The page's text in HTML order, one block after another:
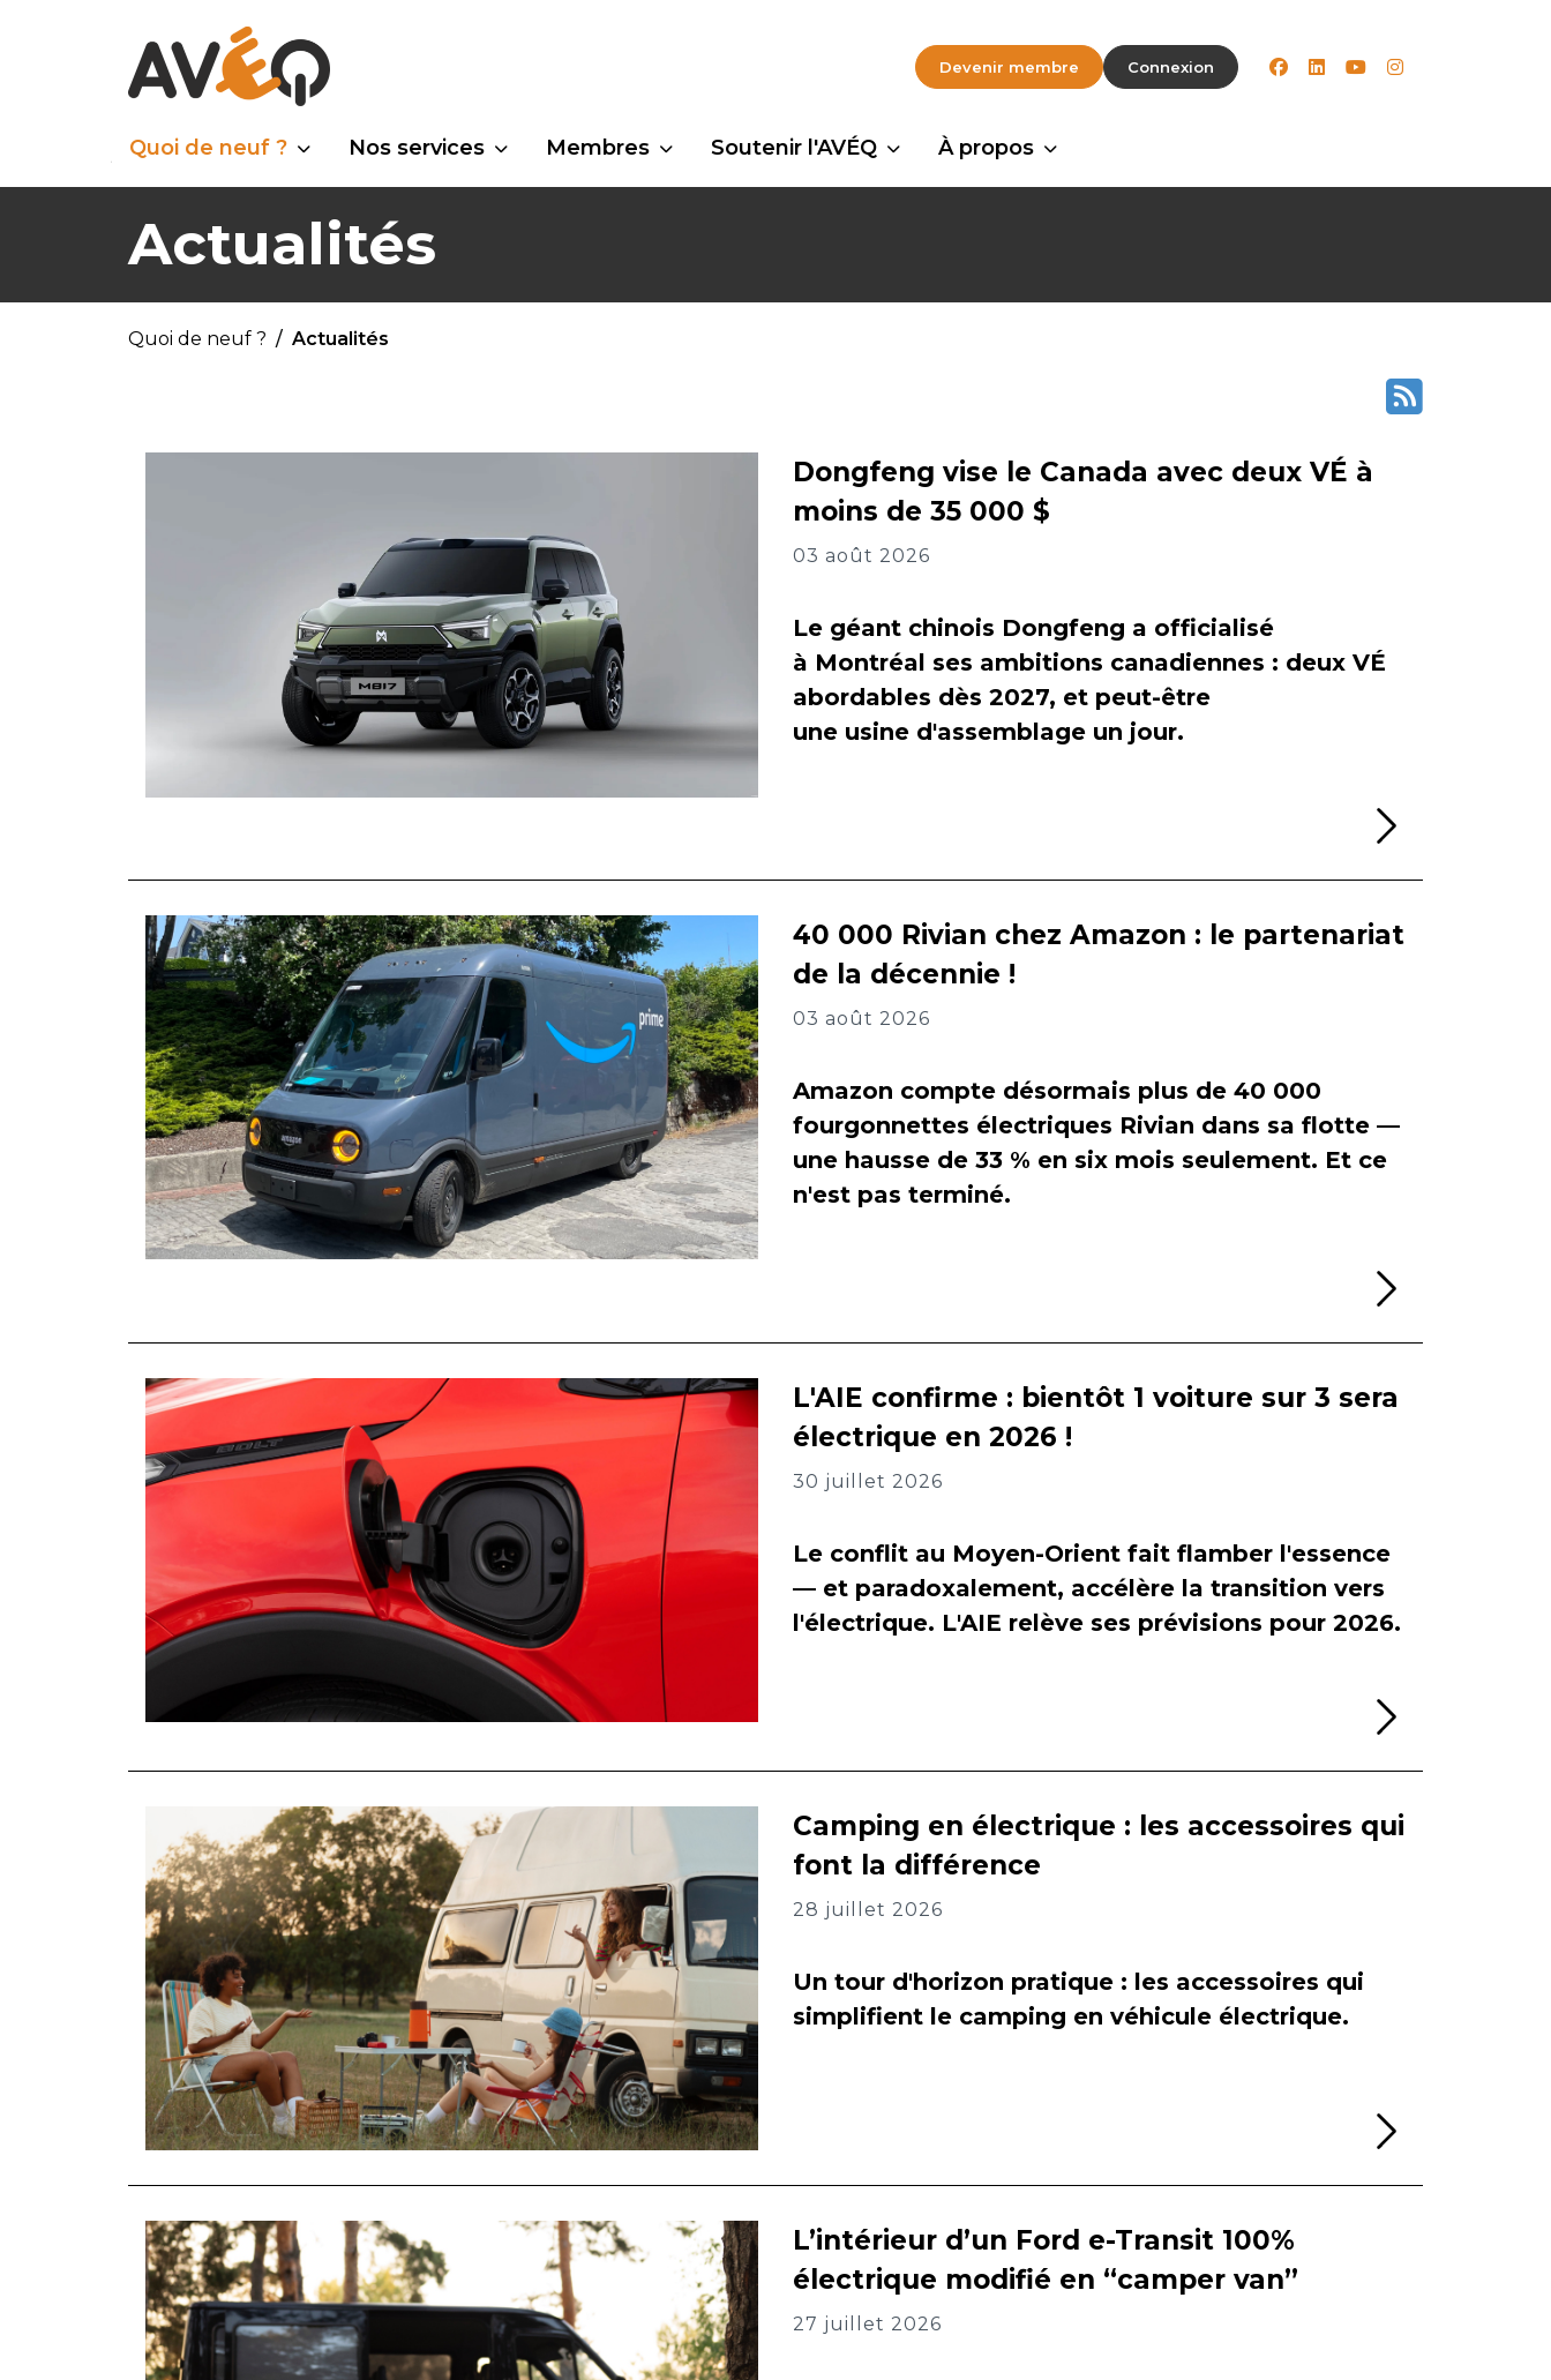
Devenir membre Connexion facebook
linkedinyoutubeinstagram
Quoi de neuf ? Nos services Membres Soutenir l'AVÉQ À propos
Actualités
Quoi de neuf ? Actualités
Dongfeng vise le Canada avec deux VÉ à
moins de 35 000 $
03 août 2026
Le géant chinois Dongfeng a officialisé
à Montréal ses ambitions canadiennes : deux VÉ
abordables dès 2027, et peut-être
une usine d'assemblage un jour.
40 000 Rivian chez Amazon : le partenariat
de la décennie !
03 août 2026
Amazon compte désormais plus de 40 000
fourgonnettes électriques Rivian dans sa flotte —
une hausse de 33 % en six mois seulement. Et ce
n'est pas terminé.
L'AIE confirme : bientôt 1 voiture sur 3 sera
électrique en 2026 !
30 juillet 2026
Le conflit au Moyen-Orient fait flamber l'essence
— et paradoxalement, accélère la transition vers
l'électrique. L'AIE relève ses prévisions pour 2026.
Camping en électrique : les accessoires qui
font la différence
28 juillet 2026
Un tour d'horizon pratique : les accessoires qui
simplifient le camping en véhicule électrique.
L’intérieur d’un Ford e-Transit 100%
électrique modifié en “camper van”
27 juillet 2026